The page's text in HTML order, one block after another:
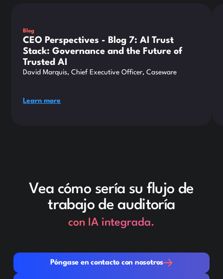
Blog
CEO Perspectives - Blog 7: AI Trust
Stack: Governance and the Future of
Trusted AI
David Marquis, Chief Executive Officer, Caseware
Learn more
Vea cómo sería su flujo de
trabajo de auditoría
con IA integrada.
Póngase en contacto con nosotros
Póngase en contacto con nosotros
Buscar un distribuidor